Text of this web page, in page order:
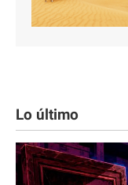
Lo último